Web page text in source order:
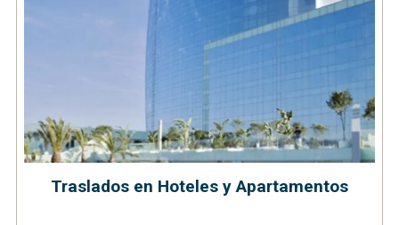
Traslados en Hoteles y Apartamentos